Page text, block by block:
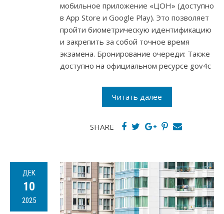
мобильное приложение «ЦОН» (доступно
в App Store и Google Play). Это позволяет
пройти биометрическую идентификацию
и закрепить за собой точное время
экзамена. Бронирование очереди: Также
доступно на официальном ресурсе gov4c
Читать далее
SHARE
ДЕК
10
2025